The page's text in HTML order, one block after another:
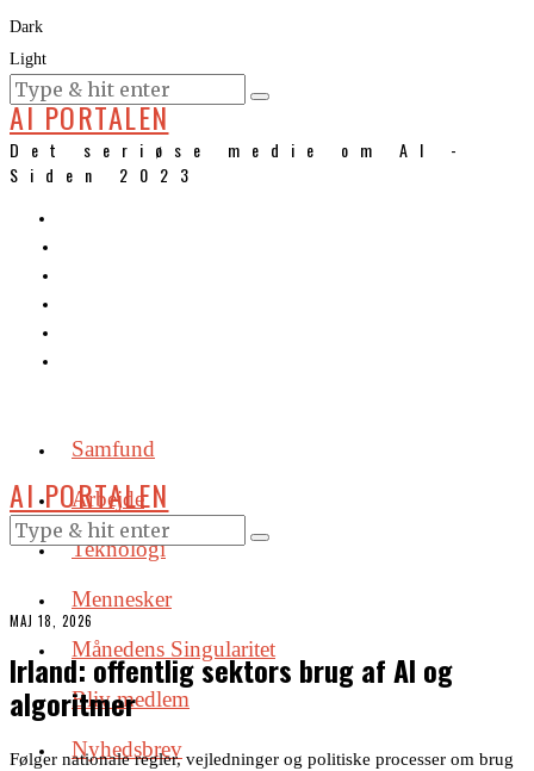
Dark
Light
KURSER
AI PORTALEN
Det seriøse medie om AI -
Siden 2023
Samfund
Arbejde
Teknologi
Mennesker
Månedens Singularitet
Bliv medlem
Nyhedsbrev
AI PORTALEN
MAJ 18, 2026
Irland: offentlig sektors brug af AI og
algoritmer
Følger nationale regler, vejledninger og politiske processer om brug